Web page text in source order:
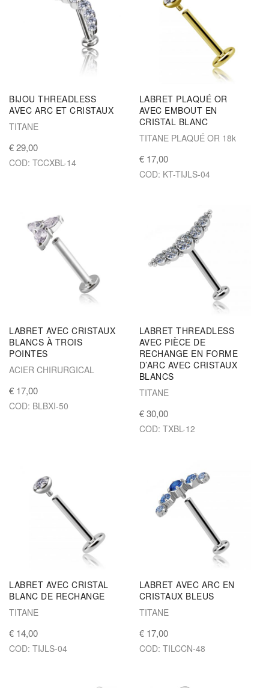
BIJOU THREADLESS
AVEC ARC ET CRISTAUX
TITANE
€ 29,00
COD: TCCXBL-14
LABRET PLAQUÉ OR
AVEC EMBOUT EN
CRISTAL BLANC
TITANE PLAQUÉ OR 18k
€ 17,00
COD: KT-TIJLS-04
LABRET AVEC CRISTAUX
BLANCS À TROIS
POINTES
ACIER CHIRURGICAL
€ 17,00
COD: BLBXI-50
LABRET THREADLESS
AVEC PIÈCE DE
RECHANGE EN FORME
D’ARC AVEC CRISTAUX
BLANCS
TITANE
€ 30,00
COD: TXBL-12
LABRET AVEC CRISTAL
BLANC DE RECHANGE
TITANE
€ 14,00
COD: TIJLS-04
LABRET AVEC ARC EN
CRISTAUX BLEUS
TITANE
€ 17,00
COD: TILCCN-48